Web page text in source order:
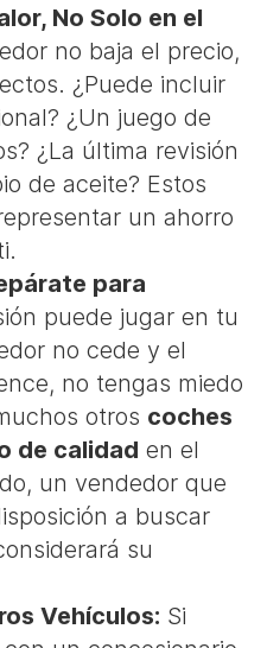
No Solo en el
no baja el precio,
¿Puede incluir
¿Un juego de
¿La última revisión
de aceite? Estos
un ahorro
para
puede jugar en tu
no cede y el
no tengas miedo
otros coches
de calidad en el
un vendedor que
a buscar
su
Vehículos: Si